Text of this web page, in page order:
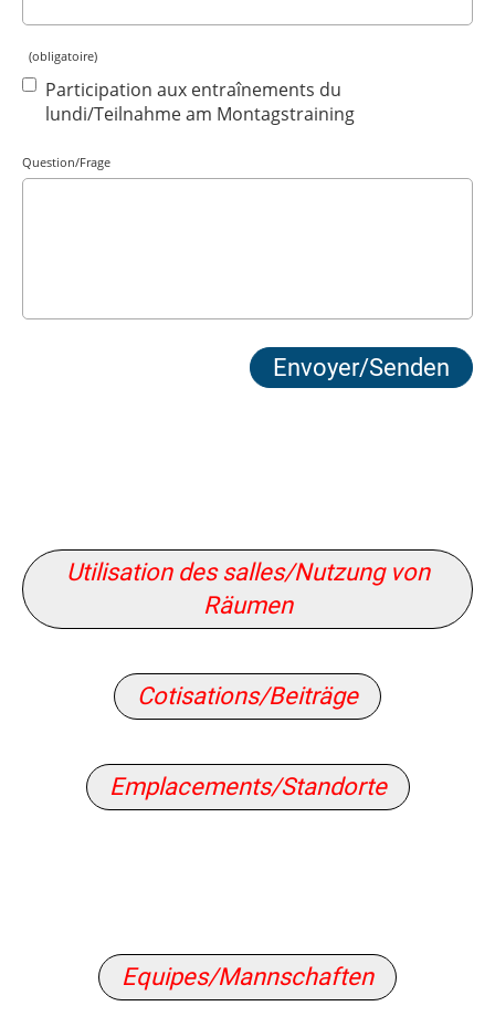
(obligatoire)
Participation aux entraînements du
lundi/Teilnahme am Montagstraining
Question/Frage
Utilisation des salles/Nutzung von
Räumen
Cotisations/Beiträge
Emplacements/Standorte
Equipes/Mannschaften